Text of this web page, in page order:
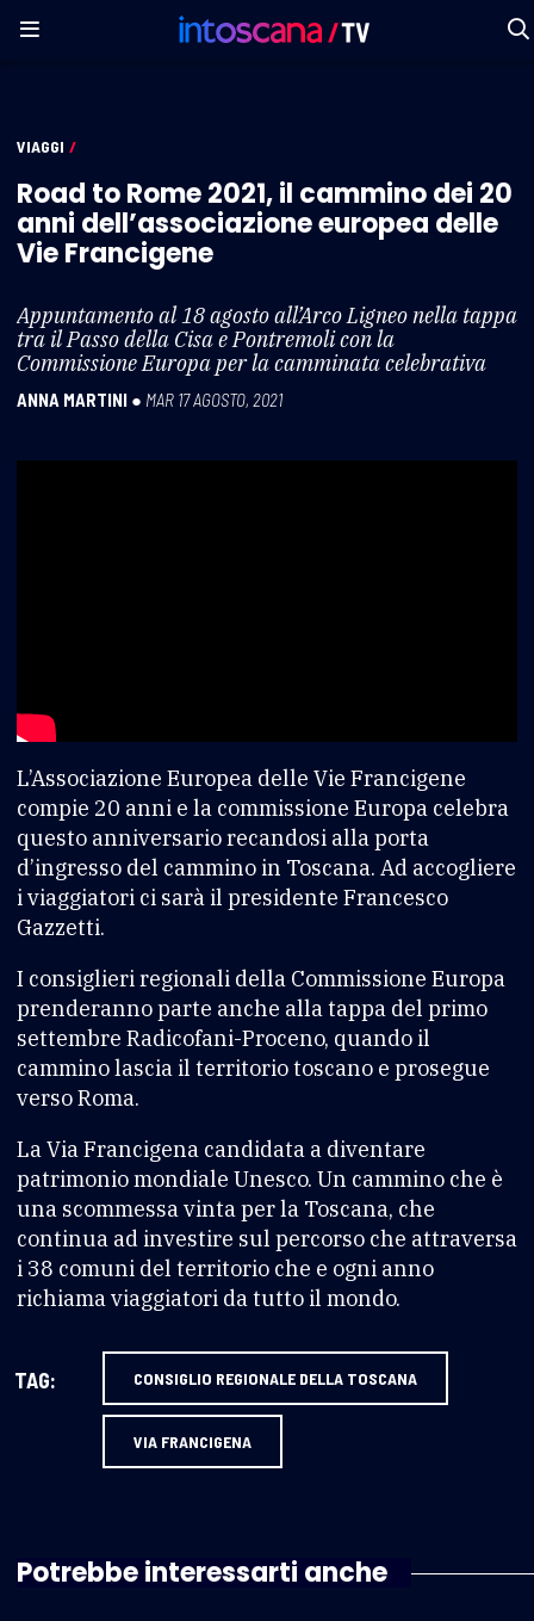
VIAGGI /
Road to Rome 2021, il cammino dei 20
anni dell’associazione europea delle
Vie Francigene
Appuntamento al 18 agosto all’Arco Ligneo nella tappa
tra il Passo della Cisa e Pontremoli con la
Commissione Europa per la camminata celebrativa
ANNA MARTINI ● MAR 17 AGOSTO, 2021
L’Associazione Europea delle Vie Francigene
compie 20 anni e la commissione Europa celebra
questo anniversario recandosi alla porta
d’ingresso del cammino in Toscana. Ad accogliere
i viaggiatori ci sarà il presidente Francesco
Gazzetti.
I consiglieri regionali della Commissione Europa
prenderanno parte anche alla tappa del primo
settembre Radicofani-Proceno, quando il
cammino lascia il territorio toscano e prosegue
verso Roma.
La Via Francigena candidata a diventare
patrimonio mondiale Unesco. Un cammino che è
una scommessa vinta per la Toscana, che
continua ad investire sul percorso che attraversa
i 38 comuni del territorio che e ogni anno
richiama viaggiatori da tutto il mondo.
TAG: CONSIGLIO REGIONALE DELLA TOSCANA
VIA FRANCIGENA
Potrebbe interessarti anche